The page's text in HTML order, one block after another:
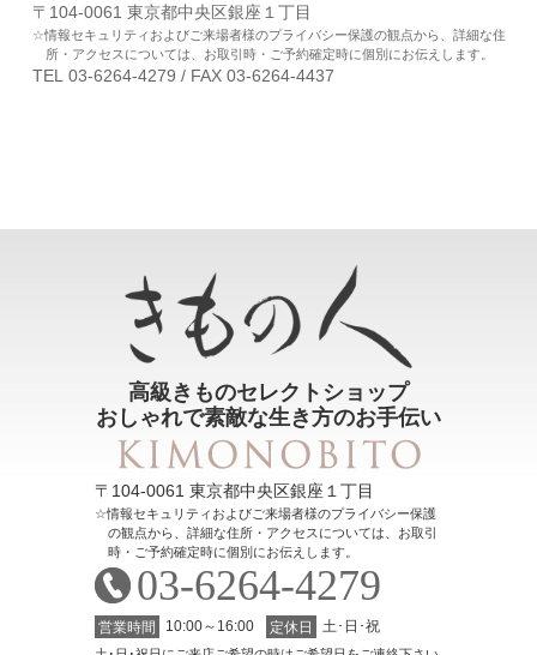
〒104-0061 東京都中央区銀座１丁目
情報セキュリティおよびご来場者様のプライバシー保護の観点から、詳細な住
所・アクセスについては、お取引時・ご予約確定時に個別にお伝えします。
TEL 03-6264-4279 / FAX 03-6264-4437
高級きものセレクトショップ
おしゃれで素敵な生き方のお手伝い
〒104-0061 東京都中央区銀座１丁目
情報セキュリティおよびご来場者様のプライバシー保護
の観点から、詳細な住所・アクセスについては、お取引
時・ご予約確定時に個別にお伝えします。
03-6264-4279
営業時間 10:00～16:00 定休日 土･日･祝